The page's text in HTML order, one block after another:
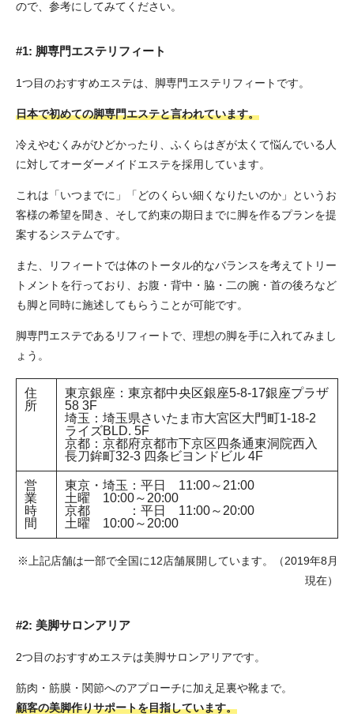
ので、参考にしてみてください。
#1: 脚専門エステリフィート
1つ目のおすすめエステは、脚専門エステリフィートです。
日本で初めての脚専門エステと言われています。
冷えやむくみがひどかったり、ふくらはぎが太くて悩んでいる人
に対してオーダーメイドエステを採用しています。
これは「いつまでに」「どのくらい細くなりたいのか」というお
客様の希望を聞き、そして約束の期日までに脚を作るプランを提
案するシステムです。
また、リフィートでは体のトータル的なバランスを考えてトリー
トメントを行っており、お腹・背中・脇・二の腕・首の後ろなど
も脚と同時に施述してもらうことが可能です。
脚専門エステであるリフィートで、理想の脚を手に入れてみまし
ょう。
住
所
東京銀座：東京都中央区銀座5-8-17銀座プラザ
58 3F
埼玉：埼玉県さいたま市大宮区大門町1-18-2
ライズBLD. 5F
京都：京都府京都市下京区四条通東洞院西入
長刀鉾町32-3 四条ビヨンドビル 4F
営
業
時
間
東京・埼玉：平日 11:00～21:00
土曜 10:00～20:00
京都 ：平日 11:00～20:00
土曜 10:00～20:00
※上記店舗は一部で全国に12店舗展開しています。（2019年8月
現在）
#2: 美脚サロンアリア
2つ目のおすすめエステは美脚サロンアリアです。
筋肉・筋膜・関節へのアプローチに加え足裏や靴まで。
顧客の美脚作りサポートを目指しています。